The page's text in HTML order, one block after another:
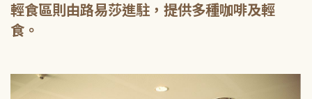
輕食區則由路易莎進駐，提供多種咖啡及輕
食。